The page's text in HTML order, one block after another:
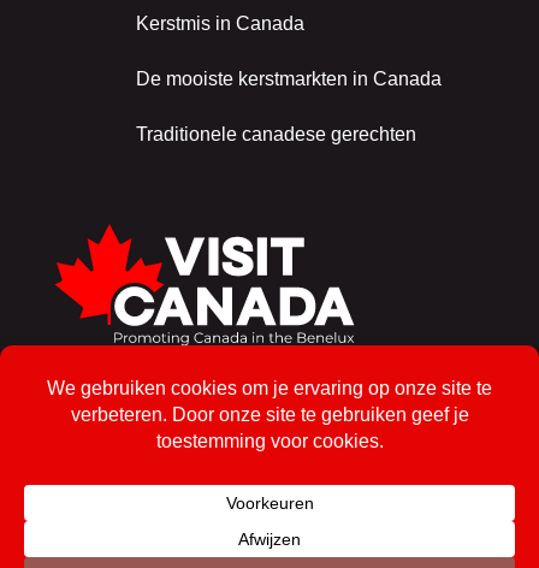
Kerstmis in Canada
De mooiste kerstmarkten in Canada
Traditionele canadese gerechten
Schrijf je in voor de nieuwsbrief!
Inschrijven
© 2026, Visit Canada – Alle rechten voorbehouden